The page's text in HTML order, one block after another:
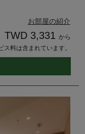
お部屋の紹介
TWD 3,331 から
ス料は含まれています。